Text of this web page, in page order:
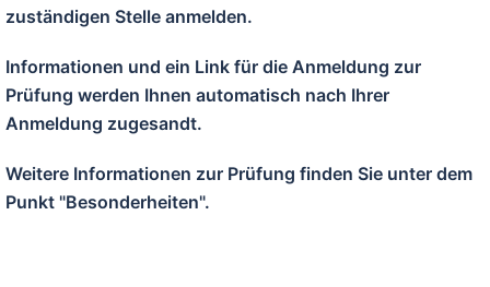
zuständigen Stelle anmelden.
Informationen und ein Link für die Anmeldung zur
Prüfung werden Ihnen automatisch nach Ihrer
Anmeldung zugesandt.
Weitere Informationen zur Prüfung finden Sie unter dem
Punkt "Besonderheiten".